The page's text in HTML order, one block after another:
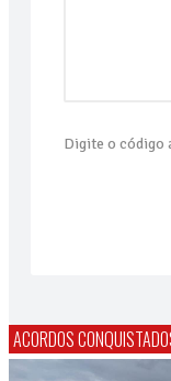
Digite o código
ACORDOS